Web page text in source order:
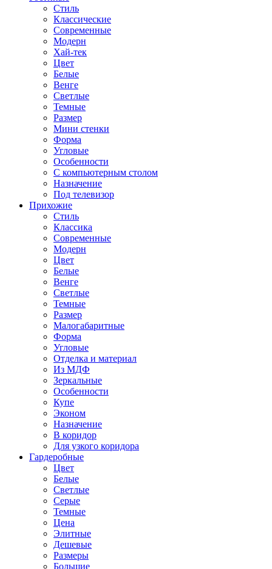
Стиль
Классические
Современные
Модерн
Хай-тек
Цвет
Белые
Венге
Светлые
Темные
Размер
Мини стенки
Форма
Угловые
Особенности
С компьютерным столом
Назначение
Под телевизор
Прихожие
Стиль
Классика
Современные
Модерн
Цвет
Белые
Венге
Светлые
Темные
Размер
Малогабаритные
Форма
Угловые
Отделка и материал
Из МДФ
Зеркальные
Особенности
Купе
Эконом
Назначение
В коридор
Для узкого коридора
Гардеробные
Цвет
Белые
Светлые
Серые
Темные
Цена
Элитные
Дешевые
Размеры
Большие